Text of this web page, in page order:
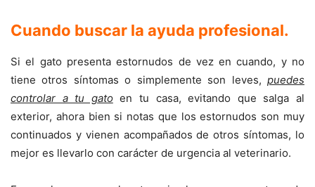
Cuando buscar la ayuda profesional.
Si el gato presenta estornudos de vez en cuando, y no
tiene otros síntomas o simplemente son leves, puedes
controlar a tu gatoen tu casa, evitando que salga al
exterior, ahora bien si notas que los estornudos son muy
continuados y vienen acompañados de otros síntomas, lo
mejor es llevarlo con carácter de urgencia al veterinario.